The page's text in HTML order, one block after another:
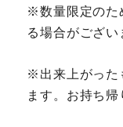
※数量限定のた
る場合がござい
※出来上がった
ます。お持ち帰